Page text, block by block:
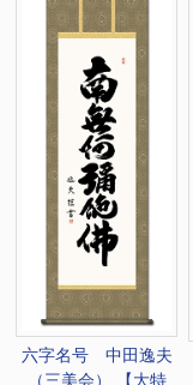
六字名号 中田逸夫
（三美会） 【大特